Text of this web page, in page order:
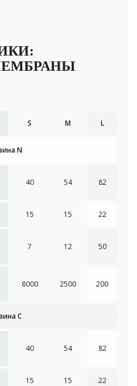
S M L
N
40 54 82
15 15 22
7 12 50
8000 2500 200
C
40 54 82
15 15 22